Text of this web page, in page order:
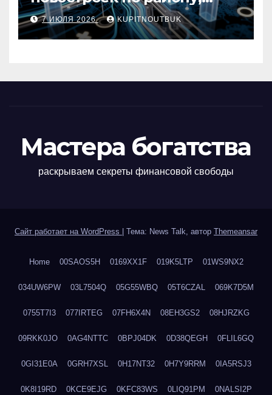
метро, площади и сроку
сдачи
7 ИЮЛЯ 2026 KUPITNOUTBUK
Мастера богатства
раскрываем секреты финансовой свободы
Сайт работает на WordPress Тема: News Talk, автор Themeansar
Home 00SAOS5H 0169XX1F 019K5LTP 01WS9NX2
034UW6PW 03L7504Q 05G55WBQ 05T6CZAL 069K7D5M
0755T7I3 077IRTEG 07FH6X4N 08EH3GS2 08HJRZKG
09RKK0JO 0AG4NTTC 0BPJ04DK 0D38QEGH 0FLIL6GQ
0GI31E0A 0GRH7XSL 0H17NT32 0H7Y9RRM 0IA5RSJ3
0K8I19RD 0KCE9EJG 0KFC83WS 0LIQ91PM 0NALSI2P